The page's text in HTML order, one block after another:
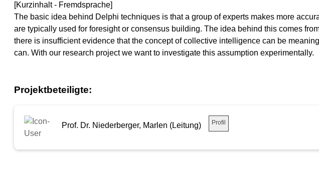
[Kurzinhalt - Fremdsprache]
The basic idea behind Delphi techniques is that a group of experts makes more
are typically used for foresight or consensus building. The idea behind this comes
there is insufficient evidence that the concept of collective intelligence can be
can. With our research project we want to investigate this assumption experimentally.
Projektbeteiligte:
Prof. Dr. Niederberger, Marlen (Leitung) Profil